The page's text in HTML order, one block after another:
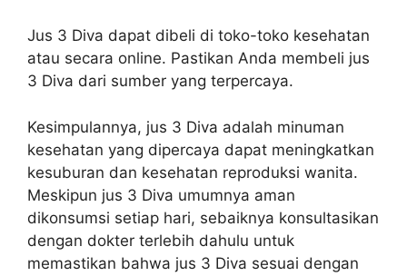
Jus 3 Diva dapat dibeli di toko-toko kesehatan
atau secara online. Pastikan Anda membeli jus
3 Diva dari sumber yang terpercaya.
Kesimpulannya, jus 3 Diva adalah minuman
kesehatan yang dipercaya dapat meningkatkan
kesuburan dan kesehatan reproduksi wanita.
Meskipun jus 3 Diva umumnya aman
dikonsumsi setiap hari, sebaiknya konsultasikan
dengan dokter terlebih dahulu untuk
memastikan bahwa jus 3 Diva sesuai dengan